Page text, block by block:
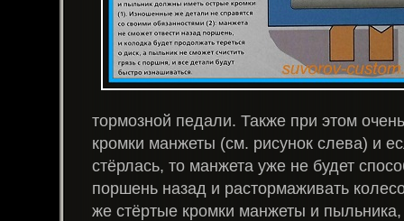
тормозной педали. Также при этом
кромки манжеты (см. рисунок слева) и
стёрлась, то манжета уже не будет
поршень назад и растормаживать
же стёртые кромки манжеты и пыльника,